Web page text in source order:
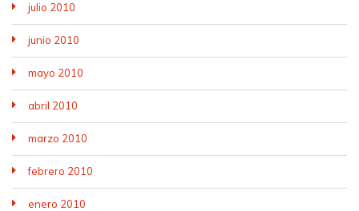
julio 2010
junio 2010
mayo 2010
abril 2010
marzo 2010
febrero 2010
enero 2010